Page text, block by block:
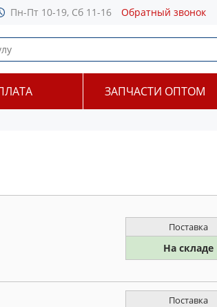
Пн-Пт 10-19, Сб 11-16 Обратный звонок
ЗАПЧАСТИ ОПТОМ
Поставка
На складе
Поставка